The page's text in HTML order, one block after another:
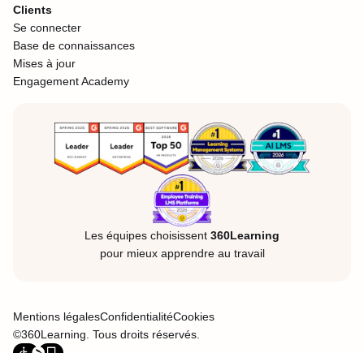
Clients
Se connecter
Base de connaissances
Mises à jour
Engagement Academy
Les équipes choisissent 360Learning
pour mieux apprendre au travail
Mentions légalesConfidentialitéCookies
©360Learning. Tous droits réservés.